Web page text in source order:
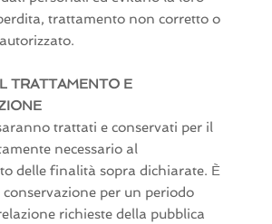
trattamento non corretto o
TRATTAMENTO E
trattati e conservati per il
necessario al
delle finalità sopra dichiarate. È
per un periodo
richieste della pubblica